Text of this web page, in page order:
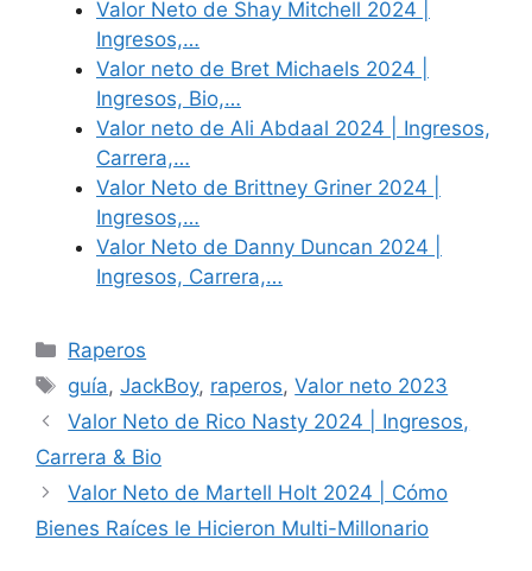
Valor Neto de Shay Mitchell 2024 |
Ingresos,…
Valor neto de Bret Michaels 2024 |
Ingresos, Bio,…
Valor neto de Ali Abdaal 2024 | Ingresos,
Carrera,…
Valor Neto de Brittney Griner 2024 |
Ingresos,…
Valor Neto de Danny Duncan 2024 |
Ingresos, Carrera,…
Categories
Raperos
Tags
guía,JackBoy, raperos,Valor neto 2023
Valor Neto de Rico Nasty 2024 | Ingresos,
Carrera & Bio
Valor Neto de Martell Holt 2024 | Cómo
Bienes Raíces le Hicieron Multi-Millonario